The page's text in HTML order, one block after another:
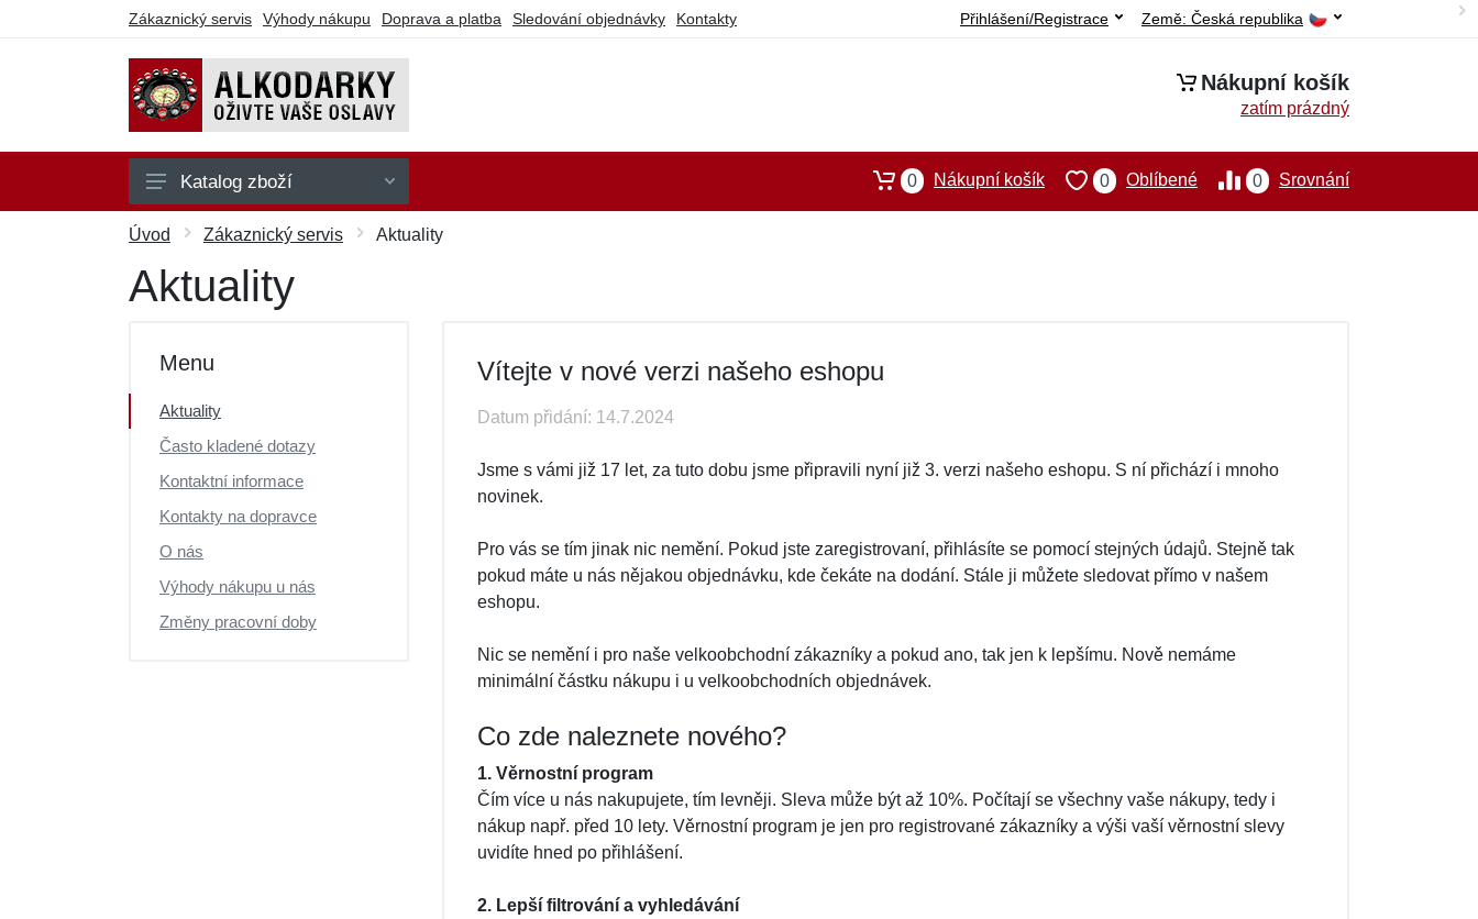
Zákaznický servis Výhody nákupu Doprava a platba Sledování objednávky Kontakty Země: Česká republika
Přihlášení/Registrace
Nákupní košík
zatím prázdný
Na hraní
Na party
Katalog zboží 0 Srovnání
0 Oblíbené
0 Nákupní košík
Úvod Zákaznický servis Aktuality
Aktuality
Menu
Aktuality
Často kladené dotazy
Kontaktní informace
Kontakty na dopravce
O nás
Výhody nákupu u nás
Změny pracovní doby
Vítejte v nové verzi našeho eshopu
Datum přidání: 14.7.2024
Jsme s vámi již 17 let, za tuto dobu jsme připravili nyní již 3. verzi našeho eshopu. S ní přichází i mnoho
novinek.
Pro vás se tím jinak nic nemění. Pokud jste zaregistrovaní, přihlásíte se pomocí stejných údajů. Stejně tak
pokud máte u nás nějakou objednávku, kde čekáte na dodání. Stále ji můžete sledovat přímo v našem
eshopu.
Nic se nemění i pro naše velkoobchodní zákazníky a pokud ano, tak jen k lepšímu. Nově nemáme
minimální částku nákupu i u velkoobchodních objednávek.
Co zde naleznete nového?
1. Věrnostní program
Čím více u nás nakupujete, tím levněji. Sleva může být až 10%. Počítají se všechny vaše nákupy, tedy i
nákup např. před 10 lety. Věrnostní program je jen pro registrované zákazníky a výši vaší věrnostní slevy
uvidíte hned po přihlášení.
2. Lepší filtrování a vyhledávání